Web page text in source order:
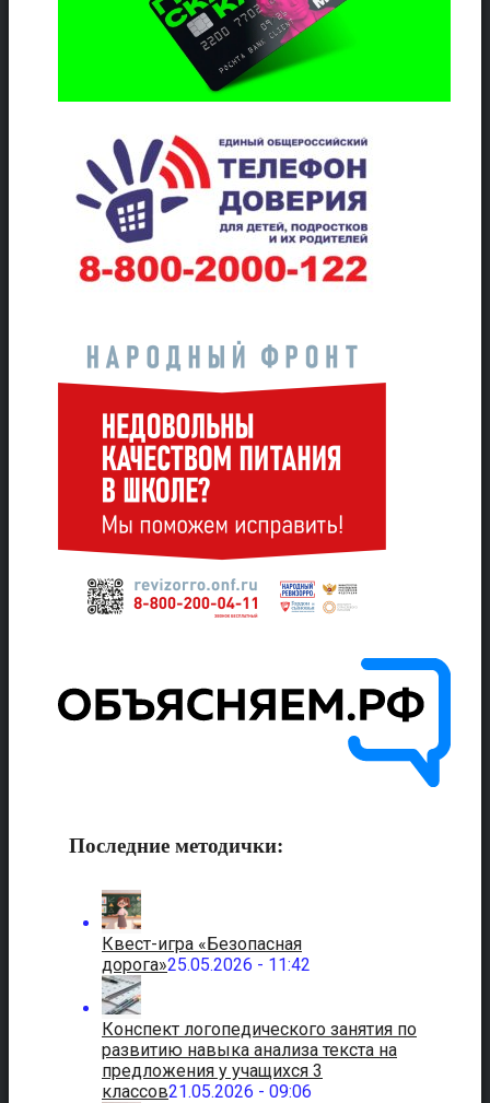
Последние методички:
Квест-игра «Безопасная
дорога»25.05.2026 - 11:42
Конспект логопедического занятия по
развитию навыка анализа текста на
предложения у учащихся 3
классов21.05.2026 - 09:06